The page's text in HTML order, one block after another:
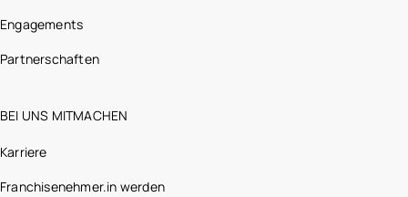
Engagements
Partnerschaften
BEI UNS MITMACHEN
Karriere
Franchisenehmer.in werden